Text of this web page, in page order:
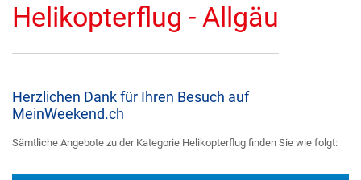
Helikopterflug - Allgäu
Herzlichen Dank für Ihren Besuch auf
MeinWeekend.ch
Sämtliche Angebote zu der Kategorie Helikopterflug finden Sie wie folgt: